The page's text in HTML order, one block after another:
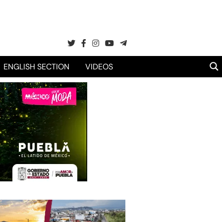
ENGLISH SECTION VIDEOS